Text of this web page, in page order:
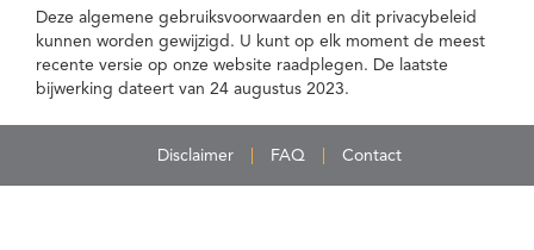
Deze algemene gebruiksvoorwaarden en dit privacybeleid
kunnen worden gewijzigd. U kunt op elk moment de meest
recente versie op onze website raadplegen. De laatste
bijwerking dateert van 24 augustus 2023.
Disclaimer FAQ Contact